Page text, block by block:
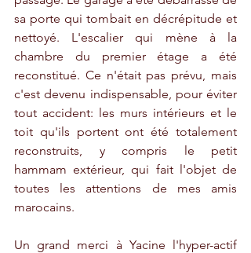
sa porte qui tombait en décrépitude et
nettoyé. L'escalier qui mène à la
chambre du premier étage a été
reconstitué. Ce n'était pas prévu, mais
c'est devenu indispensable, pour éviter
tout accident: les murs intérieurs et le
toit qu'ils portent ont été totalement
reconstruits, y compris le petit
hammam extérieur, qui fait l'objet de
toutes les attentions de mes amis
marocains.
Un grand merci à Yacine l'hyper-actif